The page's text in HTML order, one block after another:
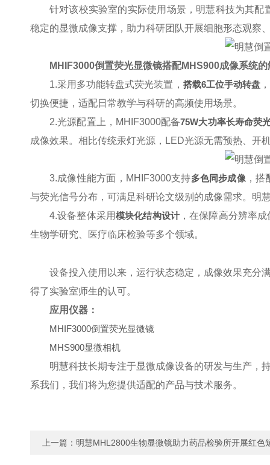
针对该校实验室的实际使用场景，明慧科技为其配
稳定的显微成像支撑，助力科研团队开展细胞形态观察
MHIF3000倒置荧光显微镜搭配MHS900成像系统
1.采用多功能转盘式荧光装置， 搭载6工位手动转盘
切换便捷，适配日常教学与科研的高频使用场景。
2.光源配置上，MHIF3000配备75W大功率长寿命荧
成像效果。相比传统汞灯光源，LED光源无需预热、开
3.成像性能方面，MHIF3000支持多色同步成像 ，
与荧光信号分布，可满足科研论文级别的成像需求。明
4.设备整体采用模块化结构设计，在保障高分辨率
生物学研究、医疗临床检验等多个领域。
设备投入使用以来，运行状态稳定，成像效果充分
得了实验室师生的认可。
应用仪器：
MHIF3000倒置荧光显微镜
MHS900显微相机
明慧科技长期专注于显微成像设备的研发与生产，
系我们，我们将为您提供适配的产品与技术服务。
上一篇： 明慧MHL2800生物显微镜助力药品检验所开展红色